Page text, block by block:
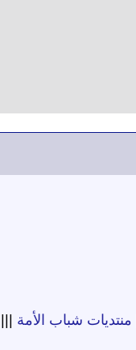
منتديات شباب الأمة